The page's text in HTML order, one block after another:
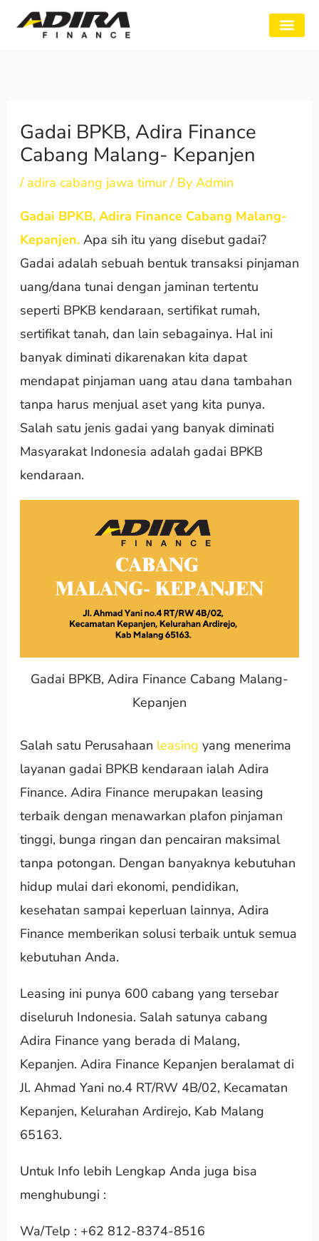
Gadai BPKB, Adira Finance
Cabang Malang- Kepanjen
/ adira cabang jawa timur/ By Admin
Gadai BPKB, Adira Finance Cabang Malang-
Kepanjen. Apa sih itu yang disebut gadai?
Gadai adalah sebuah bentuk transaksi pinjaman
uang/dana tunai dengan jaminan tertentu
seperti BPKB kendaraan, sertifikat rumah,
sertifikat tanah, dan lain sebagainya. Hal ini
banyak diminati dikarenakan kita dapat
mendapat pinjaman uang atau dana tambahan
tanpa harus menjual aset yang kita punya.
Salah satu jenis gadai yang banyak diminati
Masyarakat Indonesia adalah gadai BPKB
kendaraan.
Gadai BPKB, Adira Finance Cabang Malang-
Kepanjen
Salah satu Perusahaan leasing yang menerima
layanan gadai BPKB kendaraan ialah Adira
Finance. Adira Finance merupakan leasing
terbaik dengan menawarkan plafon pinjaman
tinggi, bunga ringan dan pencairan maksimal
tanpa potongan. Dengan banyaknya kebutuhan
hidup mulai dari ekonomi, pendidikan,
kesehatan sampai keperluan lainnya, Adira
Finance memberikan solusi terbaik untuk semua
kebutuhan Anda.
Leasing ini punya 600 cabang yang tersebar
diseluruh Indonesia. Salah satunya cabang
Adira Finance yang berada di Malang,
Kepanjen. Adira Finance Kepanjen beralamat di
Jl. Ahmad Yani no.4 RT/RW 4B/02, Kecamatan
Kepanjen, Kelurahan Ardirejo, Kab Malang
65163.
Untuk Info lebih Lengkap Anda juga bisa
menghubungi :
Wa/Telp : +62 812-8374-8516